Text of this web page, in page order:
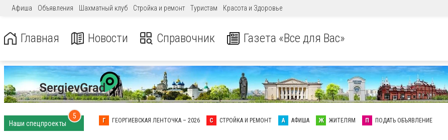
Афиша Объявления Шахматный клуб Стройка и ремонт Туристам Красота и Здоровье
Главная Новости Справочник Газета «Все для Вас»
Наши спецпроекты
5
Г ГЕОРГИЕВСКАЯ ЛЕНТОЧКА – 2026 С СТРОЙКА И РЕМОНТ А АФИША Ж ЖИТЕЛЯМ П ПОДАТЬ ОБЪЯВЛЕНИЕ